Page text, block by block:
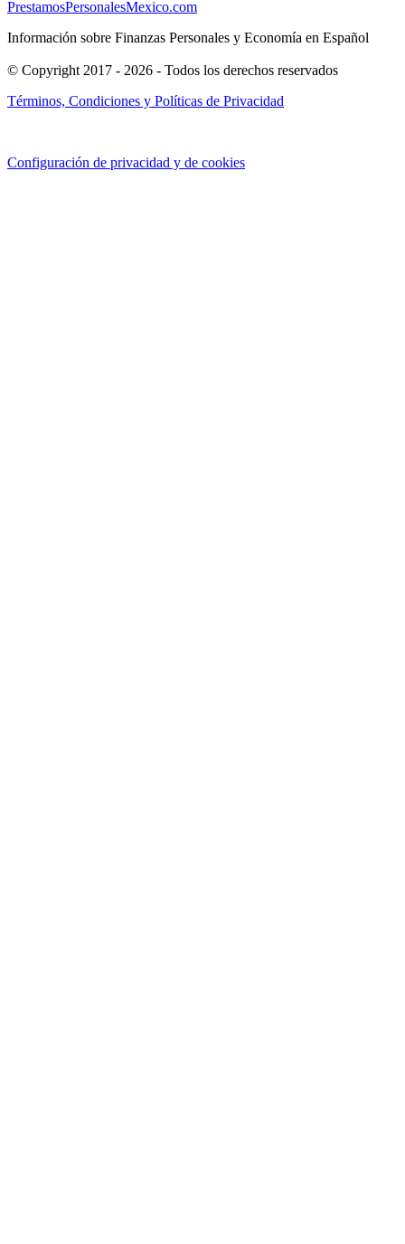
PrestamosPersonalesMexico.com
Información sobre Finanzas Personales y Economía en Español
© Copyright 2017 - 2026 - Todos los derechos reservados
Términos, Condiciones y Políticas de Privacidad
Configuración de privacidad y de cookies